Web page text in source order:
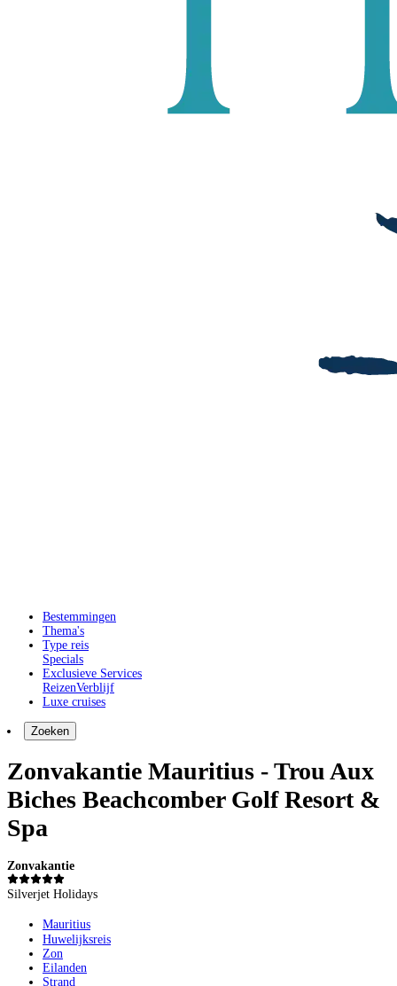
Bestemmingen
Thema's
Type reis
Specials
Exclusieve Services
ReizenVerblijf
Luxe cruises
Zoeken
Zonvakantie Mauritius - Trou Aux
Biches Beachcomber Golf Resort &
Spa
Zonvakantie
Silverjet Holidays
Mauritius
Huwelijksreis
Zon
Eilanden
Strand